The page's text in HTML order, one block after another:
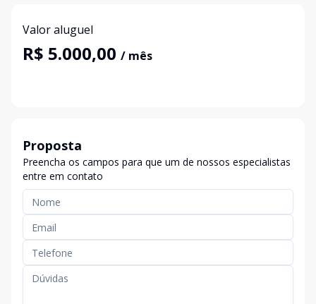
Valor aluguel
R$ 5.000,00 / mês
Proposta
Preencha os campos para que um de nossos especialistas
entre em contato